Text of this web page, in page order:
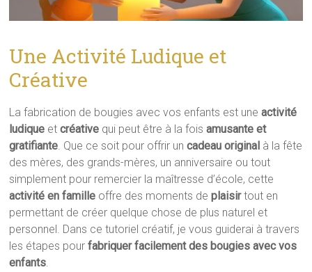
Une Activité Ludique et
Créative
La fabrication de bougies avec vos enfants est une activité
ludique etcréative qui peut être à la foisamusante et
gratifiante. Que ce soit pour offrir uncadeau original à la fête
des mères, des grands-mères, un anniversaire ou tout
simplement pour remercier la maîtresse d’école, cette
activité en famille offre des moments deplaisirtout en
permettant de créer quelque chose de plus naturel et
personnel. Dans ce tutoriel créatif, je vous guiderai à travers
les étapes pourfabriquer facilement des bougies avec vos
enfants.